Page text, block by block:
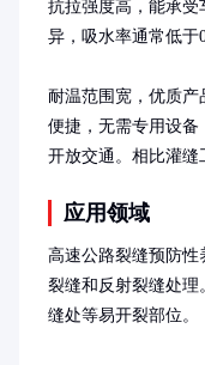
抗拉强度高，能承
异，吸水率通常低于
耐温范围宽，优质
便捷，无需专用设备
开放交通。相比灌缝
应用领域
高速公路裂缝预防性
裂缝和反射裂缝处
缝处等易开裂部位。